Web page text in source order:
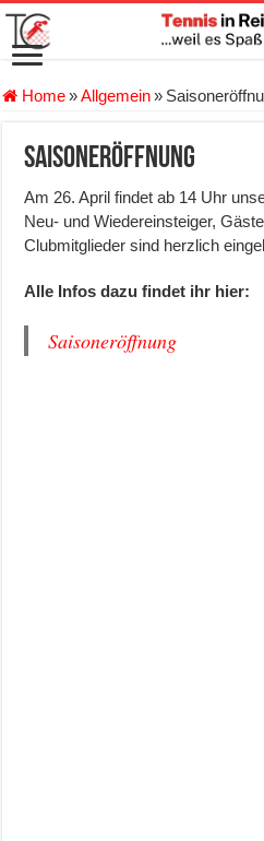
Home»Allgemein»
Saisoneröffnung
Am 26. April findet ab 14 Uhr
Neu- und Wiedereinsteiger,
Clubmitglieder sind herzlich
Alle Infos dazu findet ihr hier:
Saisoneröffnung